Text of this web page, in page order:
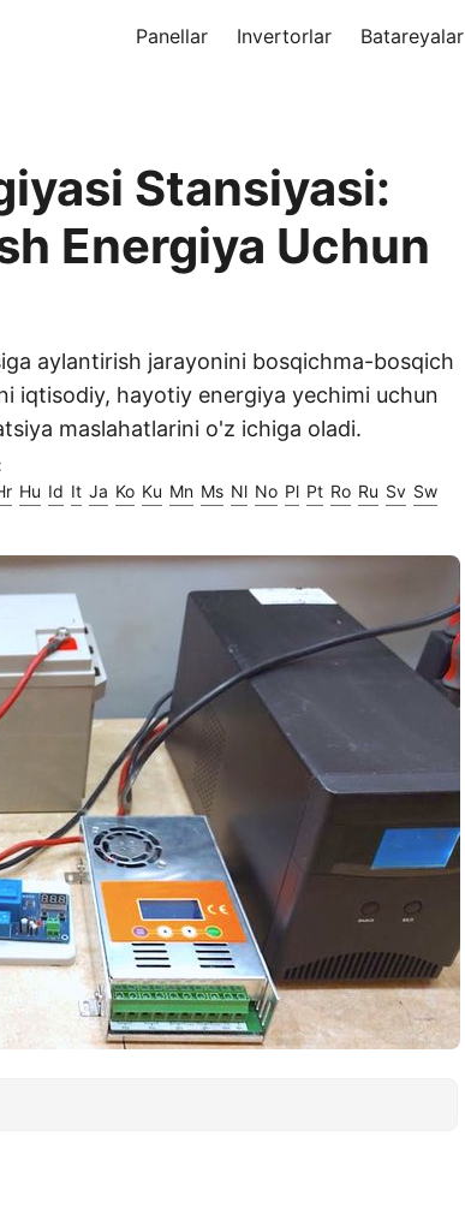
Panellar Invertorlar Batareyalar
Stansiyasi:
Energiya Uchun
aylantirish jarayonini bosqichma-bosqich
iqtisodiy, hayotiy energiya yechimi uchun
maslahatlarini o'z ichiga oladi.
Hu Id It Ja Ko Ku Mn Ms Nl No Pl Pt Ro Ru Sv Sw